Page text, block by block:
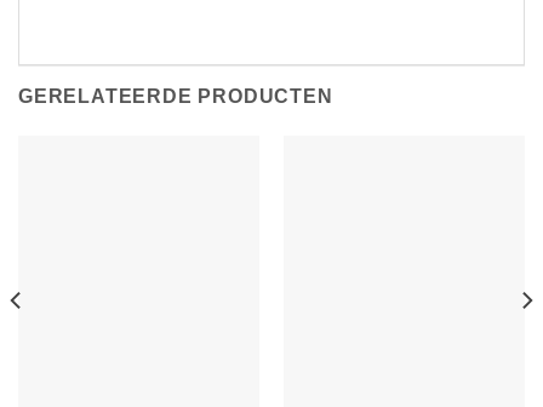
GERELATEERDE PRODUCTEN